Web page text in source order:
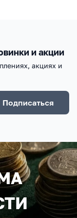
и акции
акциях и
Подписаться